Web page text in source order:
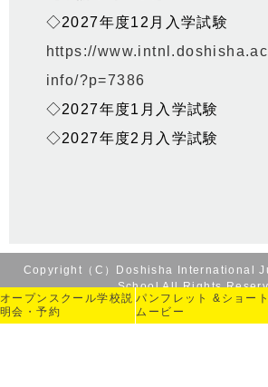
オープンスクール学校説
明会・予約
パンフレット & ショート
ムービー
◇2027年度12月入学試験
https://
info/?p=7386
◇2027年度1月入学試験
◇2027年度2月入学試験
Copyright（C）Doshisha International
School All Rights